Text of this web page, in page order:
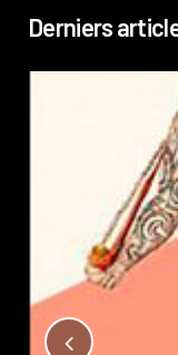
Derniers